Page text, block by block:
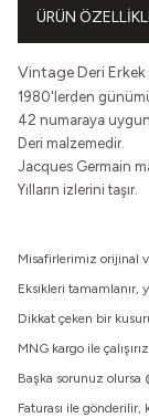
ÜRÜN
Vintage Deri Erkek
1980'lerden
42 numaraya
Deri malzemedir.
Jacques Germain
Yılların izlerini taşır.
Misafirlerimiz orijinal
Eksikleri tamamlanır,
Dikkat çeken bir
MNG kargo ile
Başka sorunuz olursa
Faturası ile